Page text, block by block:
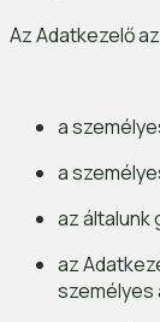
Az Adatkezelő
a
a
az általunk
az
személyes